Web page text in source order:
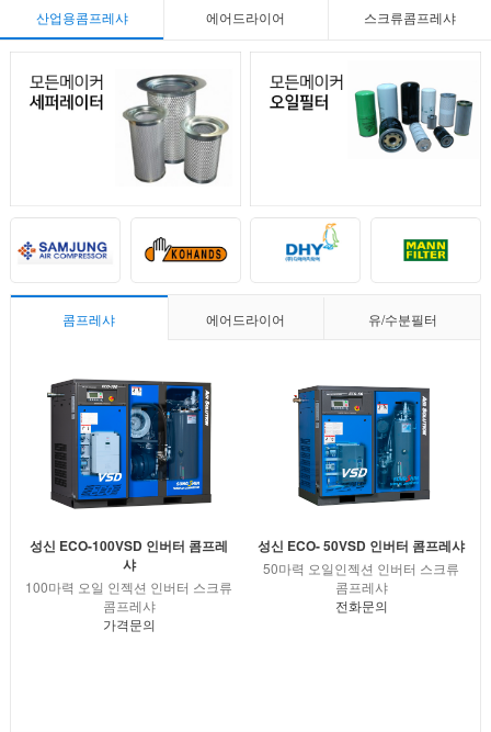
산업용콤프레샤 에어드라이어 스크류콤프레샤
콤프레샤 에어드라이어 유/수분필터
성신 ECO-100VSD 인버터 콤프레
샤
100마력 오일 인젝션 인버터 스크류
콤프레샤
가격문의
성신 ECO- 50VSD 인버터 콤프레샤
50마력 오일인젝션 인버터 스크류
콤프레샤
전화문의